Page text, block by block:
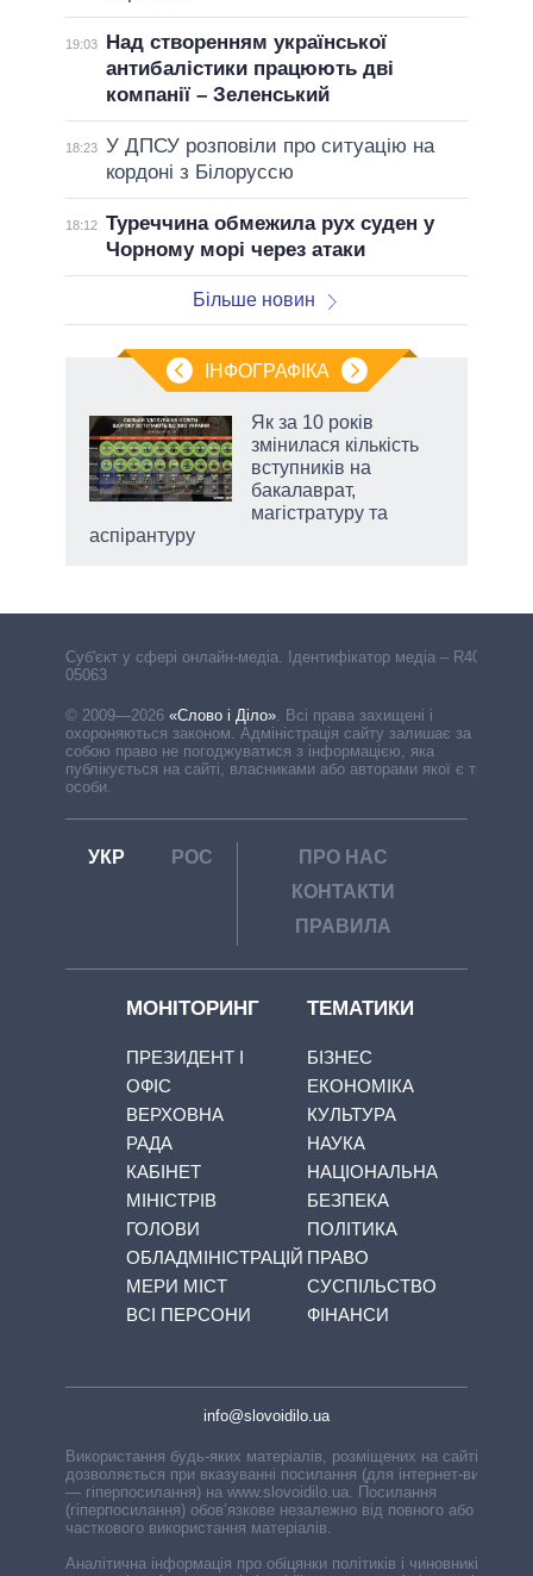
19:03
Над створенням української
антибалістики працюють дві
компанії – Зеленський
18:23 У ДПСУ розповіли про ситуацію на
кордоні з Білоруссю
18:12 Туреччина обмежила рух суден у
Чорному морі через атаки
Більше новин
ІНФОГРАФІКА
Як за 10 років
змінилася кількість
вступників на
бакалаврат,
магістратуру та
аспірантуру
Cуб'єкт у сфері онлайн-медіа. Ідентифікатор медіа – R40-
05063
© 2009—2026 «Слово і Діло» Всі права захищені і
охороняються законом. Адміністрація сайту залишає за
собою право не погоджуватися з інформацією, яка
публікується на сайті, власниками або авторами якої є треті
особи.
УКР РОС
ПРО НАС
КОНТАКТИ
ПРАВИЛА
МОНІТОРИНГ
ПРЕЗИДЕНТ І
ОФІС
ВЕРХОВНА
РАДА
КАБІНЕТ
МІНІСТРІВ
ГОЛОВИ
ОБЛАДМІНІСТРАЦІЙ
МЕРИ МІСТ
ВСІ ПЕРСОНИ
ТЕМАТИКИ
БІЗНЕС
ЕКОНОМІКА
КУЛЬТУРА
НАУКА
НАЦІОНАЛЬНА
БЕЗПЕКА
ПОЛІТИКА
ПРАВО
СУСПІЛЬСТВО
ФІНАНСИ
info@slovoidilo.ua
Використання будь-яких матеріалів, розміщених на сайті,
дозволяється при вказуванні посилання (для інтернет-видань
— гіперпосилання) на www.slovoidilo.ua. Посилання
(гіперпосилання) обов’язкове незалежно від повного або
часткового використання матеріалів.
Аналітична інформація про обіцянки політиків і чиновників,